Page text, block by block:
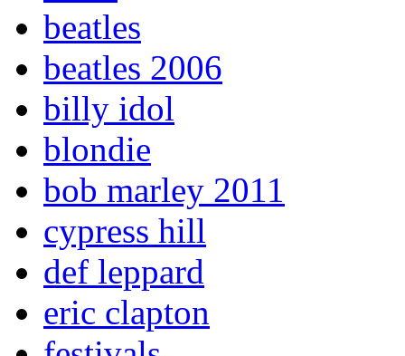
beatles
beatles 2006
billy idol
blondie
bob marley 2011
cypress hill
def leppard
eric clapton